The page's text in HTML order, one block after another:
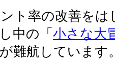
ト率の改善をは
中の「 小さな大
難航しています